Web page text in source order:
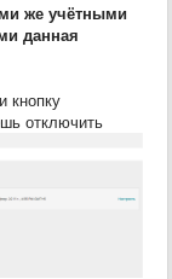
же учётными
данная
кнопку
отключить